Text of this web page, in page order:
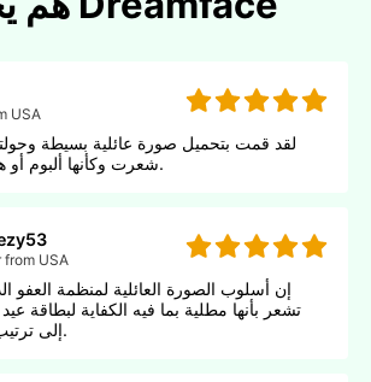
USA
لقد قمت بتحميل صورة عائلية بسيطة
شعرت وكأنها ألبوم أو هدية مؤطرة جاهزة.
from USA
إن أسلوب الصورة العائلية لمنظمة العفو
تشعر بأنها مطلية بما فيه الكفاية لبطاقة
إلى ترتيب لقطات الاستوديو.